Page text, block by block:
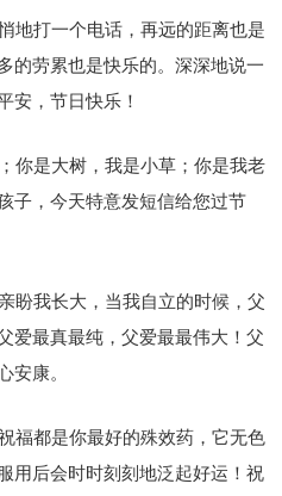
地打一个电话，再远的距离也是
的劳累也是快乐的。深深地说一
安，节日快乐！
你是大树，我是小草；你是我老
子，今天特意发短信给您过节
盼我长大，当我自立的时候，父
爱最真最纯，父爱最最伟大！父
安康。
福都是你最好的殊效药，它无色
用后会时时刻刻地泛起好运！祝